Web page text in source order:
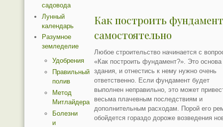
Как построить
самостоятельно
Любое строительство начинается с
«Как построить фундамент?». Это основа
здания, и отнестись к нему нужно очень
ответственно. Если фундамент будет
выполнен неправильно, это может
весьма плачевным последствиям и
дополнительным расходам. Порой его
обойдется гораздо дороже возведения
садовода
Лунный
календарь
Разумное
земледелие
Удобрения
Правильный
полив
Метод
Митлайдера
Болезни
и